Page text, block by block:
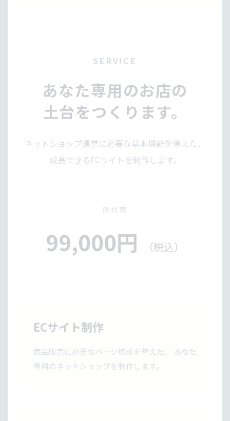
SERVICE
あなた専用のお店の
土台をつくります。
ネットショップ運営に必要な基本機能を備えた、
成長できるECサイトを制作します。
制作費
99,000円 （税込）
ECサイト制作
商品販売に必要なページ構成を整えた、 あなた
専用のネットショップを制作します。